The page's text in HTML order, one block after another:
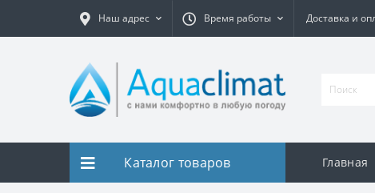
Наш адрес Время работы Доставка и
Каталог товаров Главная